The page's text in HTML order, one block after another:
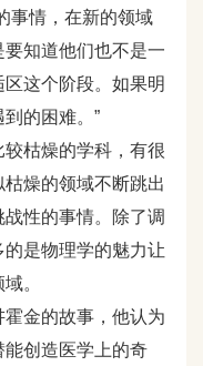
事情，在新的领域
知道他们也不是一
这个阶段。如果明
的困难。”
枯燥的学科，有很
燥的领域不断跳出
性的事情。除了调
是物理学的魅力让
。
金的故事，他认为
创造医学上的奇